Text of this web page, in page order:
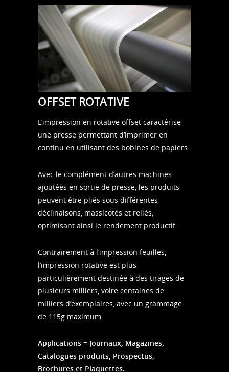
OFFSET ROTATIVE
L’impression en rotative offset caractérise
une presse permettant d’imprimer en
continu en utilisant des bobines de papiers.
Avec le complément d’autres machines
ajoutées en sortie de presse, les produits
peuvent être pliés sous différentes
déclinaisons, massicotés et reliés,
optimisant ainsi le rendement productif.
Contrairement à l’impression feuilles,
l’impression rotative est plus
particulièrement destinée à des tirages de
plusieurs milliers, voire centaines de
milliers d’exemplaires, avec un grammage
de 115g maximum.
Applications = Journaux, Magazines,
Catalogues produits, Prospectus,
Brochures et Plaquettes.